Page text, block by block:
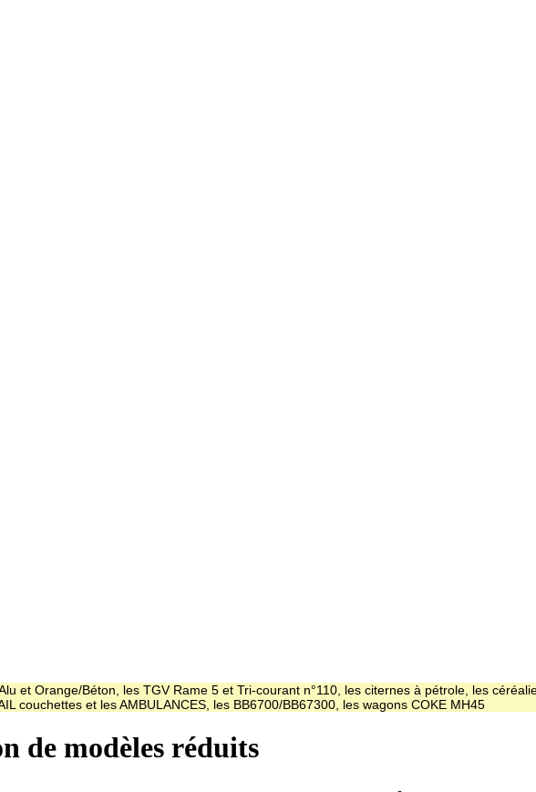
et Orange/Béton, les TGV Rame 5 et Tri-courant n°110, les citernes à pétrole, les
couchettes et les AMBULANCES, les BB6700/BB67300, les wagons COKE MH45
de modèles réduits